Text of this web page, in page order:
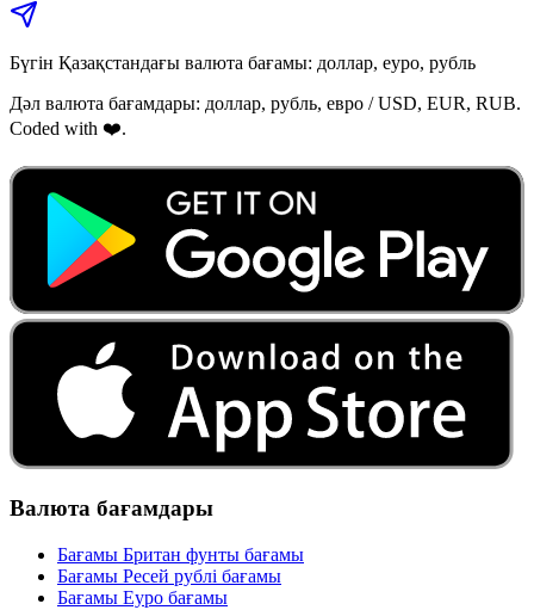
Бүгін Қазақстандағы валюта бағамы: доллар, еуро, рубль
Дәл валюта бағамдары: доллар, рубль, евро / USD, EUR, RUB.
Coded with ❤️.
Валюта бағамдары
Бағамы Британ фунты бағамы
Бағамы Ресей рублі бағамы
Бағамы Еуро бағамы